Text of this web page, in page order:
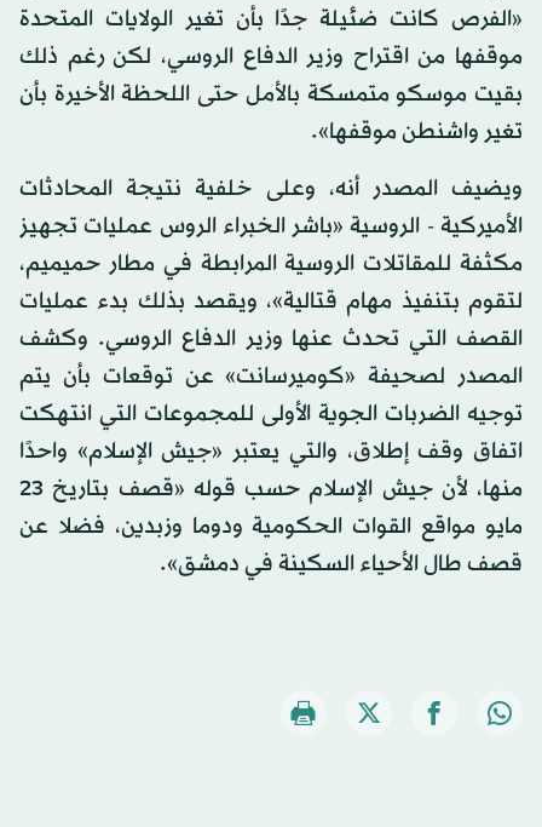
«الفرص كانت ضئيلة جدًا بأن تغير الولايات المتحدة
موقفها من اقتراح وزير الدفاع الروسي، لكن رغم ذلك
بقيت موسكو متمسكة بالأمل حتى اللحظة الأخيرة بأن
تغير واشنطن موقفها».
ويضيف المصدر أنه، وعلى خلفية نتيجة المحادثات
الأميركية - الروسية «باشر الخبراء الروس عمليات تجهيز
مكثفة للمقاتلات الروسية المرابطة في مطار حميميم،
لتقوم بتنفيذ مهام قتالية»، ويقصد بذلك بدء عمليات
القصف التي تحدث عنها وزير الدفاع الروسي. وكشف
المصدر لصحيفة «كوميرسانت» عن توقعات بأن يتم
توجيه الضربات الجوية الأولى للمجموعات التي انتهكت
اتفاق وقف إطلاق، والتي يعتبر «جيش الإسلام» واحدًا
منها، لأن جيش الإسلام حسب قوله «قصف بتاريخ 23
مايو مواقع القوات الحكومية ودوما وزبدين، فضلا عن
قصف طال الأحياء السكينة في دمشق».